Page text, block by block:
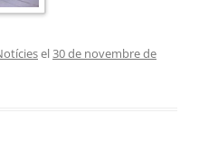
el30 de novembre de